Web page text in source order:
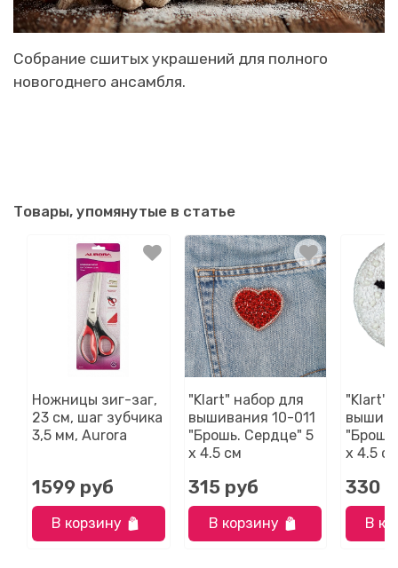
Собрание сшитых украшений для полного
новогоднего ансамбля.
Товары, упомянутые в статье
Ножницы зиг-заг,
23 см, шаг зубчика
3,5 мм, Aurora
1599 руб
В корзину
"Klart" набор для
вышивания 10-011
"Брошь. Сердце" 5
х 4.5 см
315 руб
В корзину
"Klart"
х 4.5 см
330
В